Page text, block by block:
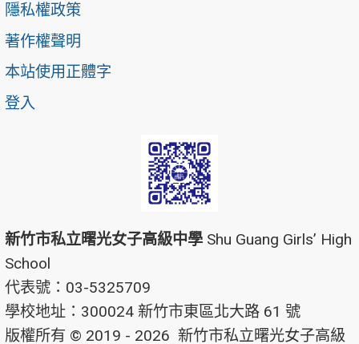
隱私權政策
著作權聲明
本站使用正體字
登入
新竹市私立曙光女子高級中學 Shu Guang Girls’ High
School
代表號：03-5325709
學校地址：300024 新竹市東區北大路 61 號
版權所有 © 2019 - 2026 新竹市私立曙光女子高級